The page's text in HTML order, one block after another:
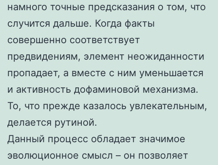
намного точные предсказания о том, что
случится дальше. Когда факты
совершенно соответствует
предвидениям, элемент неожиданности
пропадает, а вместе с ним уменьшается
и активность дофаминовой механизма.
То, что прежде казалось увлекательным,
делается рутиной.
Данный процесс обладает значимое
эволюционное смысл – он позволяет